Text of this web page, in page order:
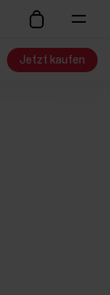
Jetzt kaufen